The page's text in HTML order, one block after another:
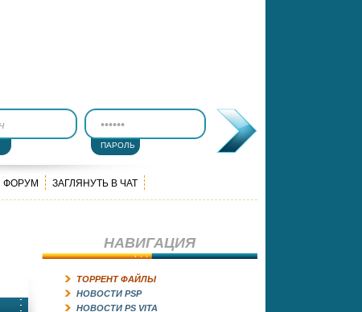
ПАРОЛЬ
ФОРУМ ЗАГЛЯНУТЬ В ЧАТ
НАВИГАЦИЯ
ТОРРЕНТ ФАЙЛЫ
НОВОСТИ PSP
НОВОСТИ PS VITA